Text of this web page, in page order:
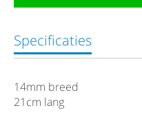
Specificaties
14mm breed
21cm lang